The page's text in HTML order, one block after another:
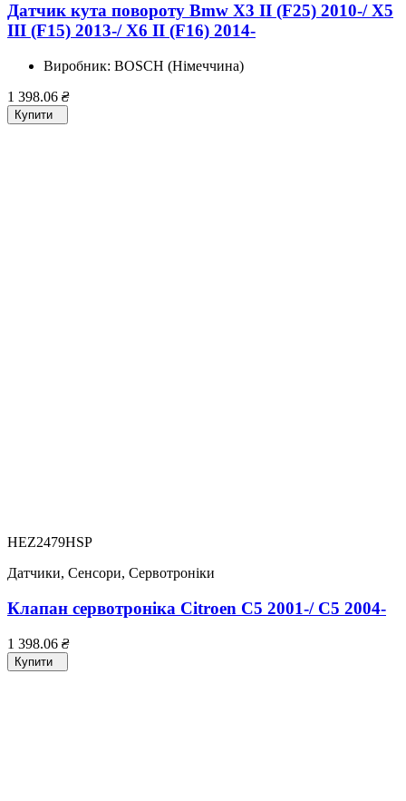
Датчик кута повороту Bmw X3 II (F25) 2010-/ X5
III (F15) 2013-/ X6 II (F16) 2014-
Виробник: BOSCH (Німеччина)
1 398.06 ₴
Купити
HEZ2479HSP
Датчики, Сенсори, Сервотроніки
Клапан сервотроніка Citroen C5 2001-/ C5 2004-
1 398.06 ₴
Купити